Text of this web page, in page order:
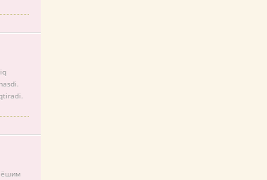
ёшим